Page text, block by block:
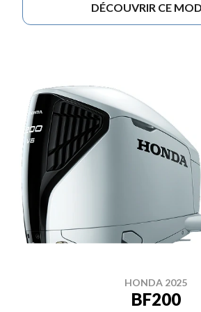
DÉCOUVRIR CE
HONDA 2025
BF200